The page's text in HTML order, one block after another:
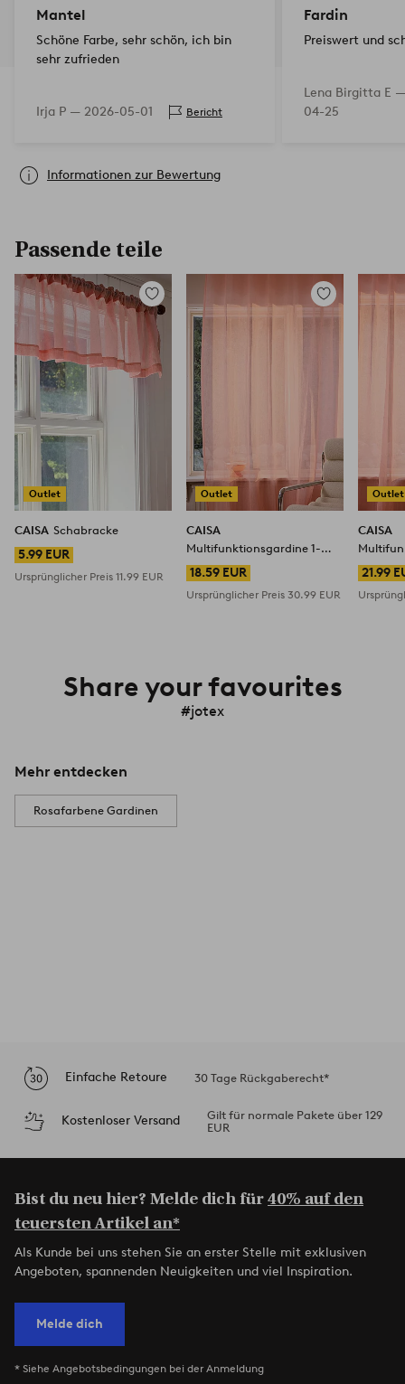
Mantel
Schöne Farbe, sehr schön, ich bin
sehr zufrieden
Irja P — 2026-05-01 Bericht
Fardin
Preiswert und
Lena Birgitta E
04-25
Informationen zur Bewertung
Passende teile
Outlet
Zu
Favoriten
hinzufügen
CAISA Schabracke
5.99 EUR
Ursprünglicher Preis 11.99 EUR
Outlet
Zu
Favoriten
CAISA
Multifunktionsgardine 1-
Länge extra breit
18.59 EUR
Ursprünglicher Preis30.99 EUR
Outlet
CAISA
2er-
21.99
Share your favourites
#jotex
Mehr entdecken
Rosafarbene Gardinen
Einfache Retoure 30 Tage Rückgaberecht*
Kostenloser Versand
Gilt für normale Pakete über 129
EUR
Bist du neu hier? Melde dich für40% auf den
teuersten Artikel an*
Als Kunde bei uns stehen Sie an erster Stelle mit exklusiven
Angeboten, spannenden Neuigkeiten und viel Inspiration.
Melde dich
* Siehe Angebotsbedingungen bei der Anmeldung